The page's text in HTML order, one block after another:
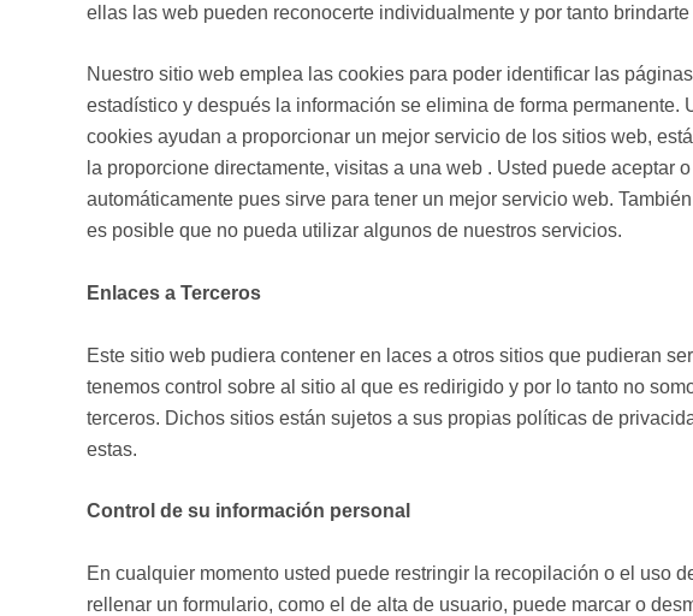
ellas las web pueden reconocerte individualmente y por tanto
Nuestro sitio web emplea las cookies para poder identificar las
estadístico y después la información se elimina de forma
cookies ayudan a proporcionar un mejor servicio de los sitios web,
la proporcione directamente, visitas a una web . Usted puede
automáticamente pues sirve para tener un mejor servicio web.
es posible que no pueda utilizar algunos de nuestros servicios.
Enlaces a Terceros
Este sitio web pudiera contener en laces a otros sitios que pudieran
tenemos control sobre al sitio al que es redirigido y por lo tanto no
terceros. Dichos sitios están sujetos a sus propias políticas de
estas.
Control de su información personal
En cualquier momento usted puede restringir la recopilación o el uso
rellenar un formulario, como el de alta de usuario, puede marcar o